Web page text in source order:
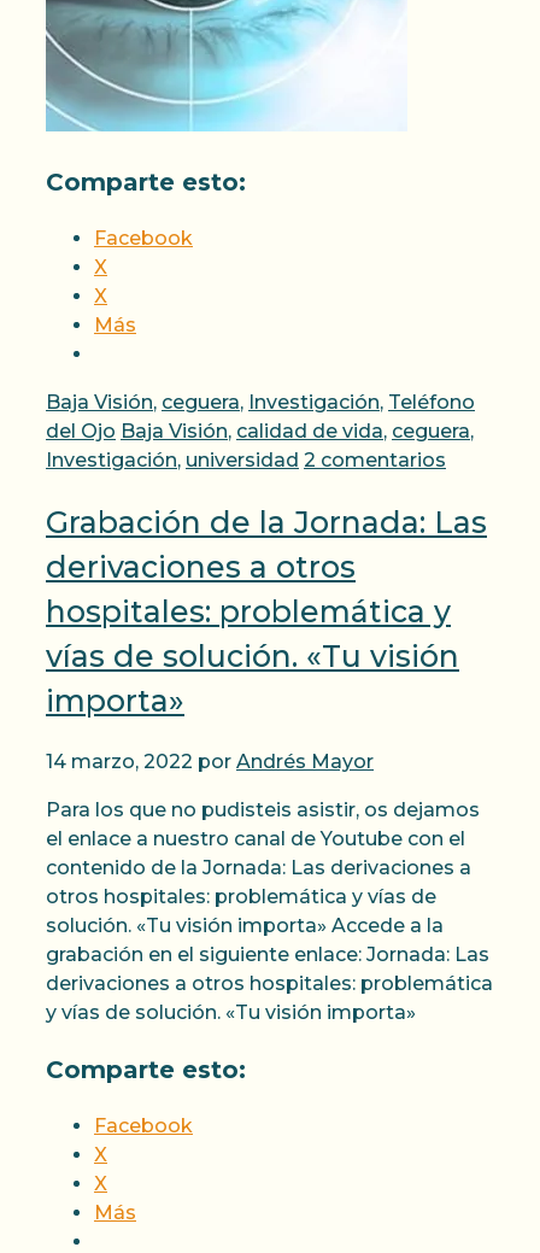
Comparte esto:
Facebook
X
X
Más
Categorías
Baja Visión, ceguera, Investigación, Teléfono
del Ojo Etiquetas
Baja Visión, calidad de vida, ceguera,
Investigación, universidad 2 comentarios
Grabación de la Jornada: Las
derivaciones a otros
hospitales: problemática y
vías de solución. «Tu visión
importa»
14 marzo, 2022 por Andrés Mayor
Para los que no pudisteis asistir, os dejamos
el enlace a nuestro canal de Youtube con el
contenido de la Jornada: Las derivaciones a
otros hospitales: problemática y vías de
solución. «Tu visión importa» Accede a la
grabación en el siguiente enlace: Jornada: Las
derivaciones a otros hospitales: problemática
y vías de solución. «Tu visión importa»
Comparte esto:
Facebook
X
X
Más